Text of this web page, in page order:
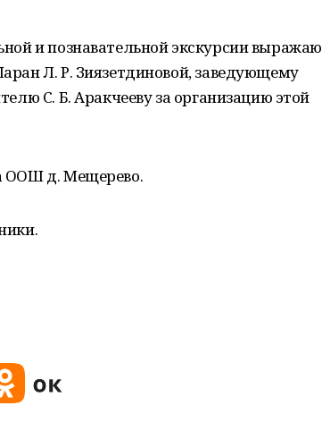
и познавательной экскурсии выражаю
Л. Р. Зиязетдиновой, заведующему
С. Б. Аракчееву за организацию этой
ООШ д. Мещерево.